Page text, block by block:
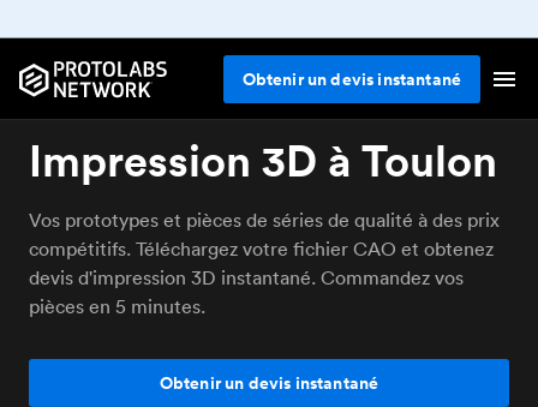
Obtenir un devis instantané
Impression 3D à Toulon
Vos prototypes et pièces de séries de qualité à des prix
compétitifs. Téléchargez votre fichier CAO et obtenez
devis d'impression 3D instantané. Commandez vos
pièces en 5 minutes.
Obtenir un devis instantané